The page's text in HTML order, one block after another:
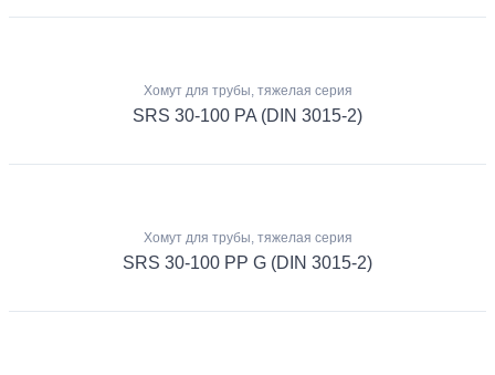
Хомут для трубы, тяжелая серия
SRS 30-100 PA (DIN 3015-2)
Хомут для трубы, тяжелая серия
SRS 30-100 PP G (DIN 3015-2)